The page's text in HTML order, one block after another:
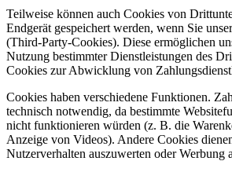
Teilweise können auch Cookies von
Endgerät gespeichert werden, wenn Sie
(Third-Party-Cookies). Diese ermöglichen
Nutzung bestimmter Dienstleistungen des
Cookies zur Abwicklung von
Cookies haben verschiedene Funktionen.
technisch notwendig, da bestimmte
nicht funktionieren würden (z. B. die
Anzeige von Videos). Andere Cookies
Nutzerverhalten auszuwerten oder Werbung